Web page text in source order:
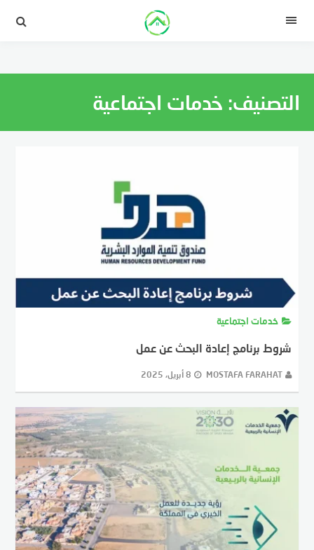
القائمة
التصنيف: خدمات اجتماعية
خدمات اجتماعية
شروط برنامج إعادة البحث عن عمل
MOSTAFA FARAHAT 8 أبريل، 2025